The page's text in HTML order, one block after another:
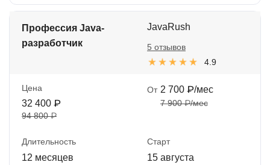
Профессия Java-
разработчик
JavaRush
4.9
5 отзывов
Цена
32 400 ₽
94 800 ₽
От 2 700 ₽/мес
7 900 ₽/мес
Длительность
12 месяцев
Старт
15 августа